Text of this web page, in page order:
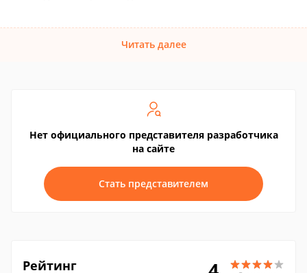
Читать далее
Нет официального представителя разработчика
на сайте
Стать представителем
Рейтинг